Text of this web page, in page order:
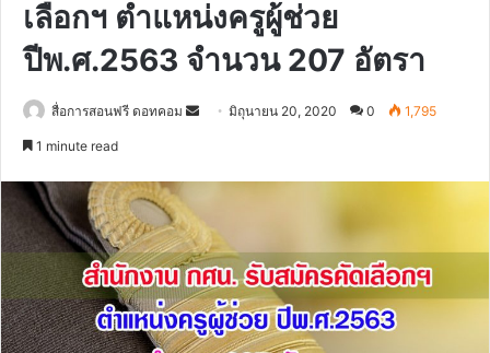
เลือกฯ ตำแหน่งครูผู้ช่วย
ปีพ.ศ.2563 จำนวน 207 อัตรา
สื่อการสอนฟรี ดอทคอม
Sendมิถุนายน 20, 2020 0 1,795
1 minute read